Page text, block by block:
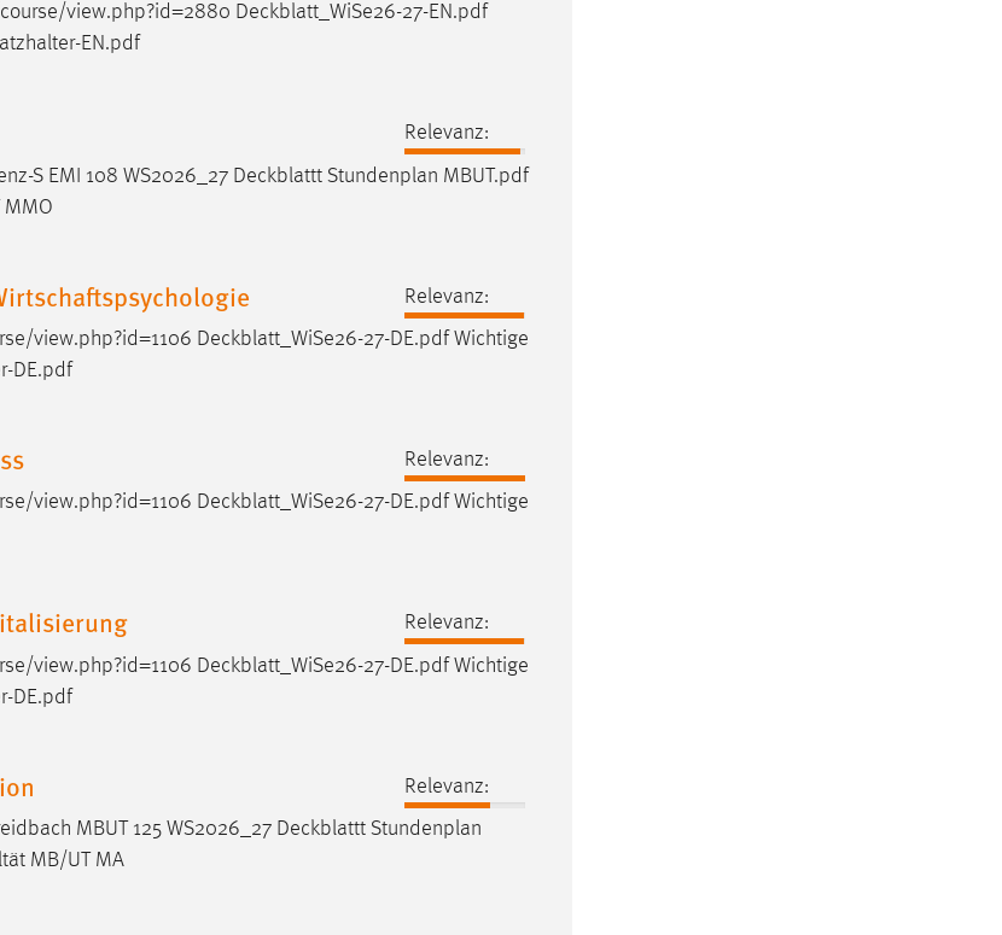
view.php?id=2880 Deckblatt_WiSe26-27-EN.pdf
EN.pdf
Relevanz:
S EMI 108 WS2026_27 Deckblattt Stundenplan MBUT.pdf
Relevanz:
view.php?id=1106 Deckblatt_WiSe26-27-DE.pdfWichtige
DE.pdf
Relevanz:
view.php?id=1106 Deckblatt_WiSe26-27-DE.pdf Wichtige
Relevanz:
view.php?id=1106 Deckblatt_WiSe26-27-DE.pdfWichtige
DE.pdf
Relevanz:
MBUT 125 WS2026_27 Deckblattt Stundenplan
MB/UT MA